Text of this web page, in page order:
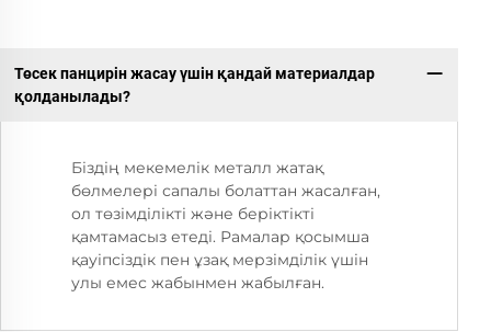
Төсек панцирін жасау үшін қандай материалдар
қолданылады?
Біздің мекемелік металл жатақ
бөлмелері сапалы болаттан жасалған,
ол төзімділікті және беріктікті
қамтамасыз етеді. Рамалар қосымша
қауіпсіздік пен ұзақ мерзімділік үшін
улы емес жабынмен жабылған.